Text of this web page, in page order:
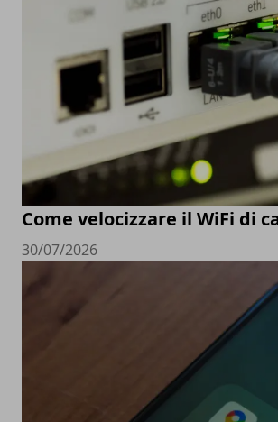
Come velocizzare il WiFi di
30/07/2026